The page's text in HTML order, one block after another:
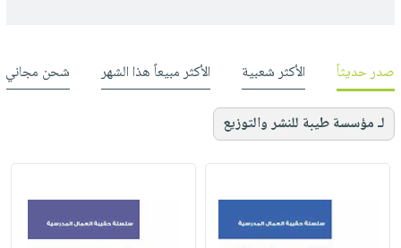
صدر حديثاً الأكثر شعبية الأكثر مبيعاً هذا الشهر شحن مجاني
لـ مؤسسة طيبة للنشر والتوزيع